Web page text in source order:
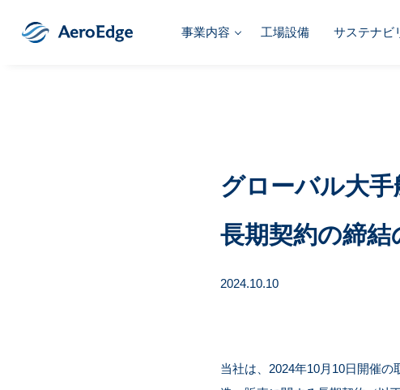
事業内容 工場設備 サステナビ
グローバル大
長期契約の締結
2024.10.10
当社は、2024年10月10日開催